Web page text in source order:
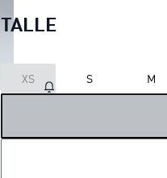
TALLE
XS S M